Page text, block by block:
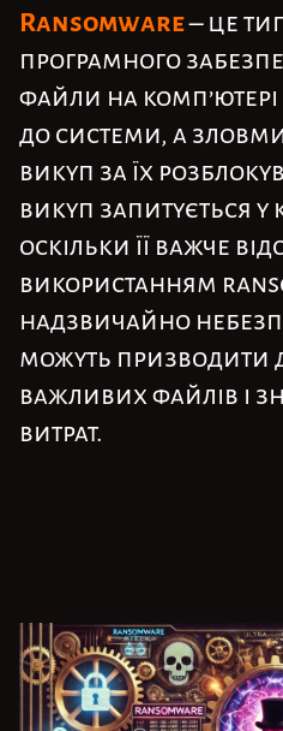
Ransomware– це
програмного
файли на
до системи, а
викуп за їх
викуп запитується у
оскільки її важче
використанням
надзвичайно
можуть призводити
важливих файлів і
витрат.